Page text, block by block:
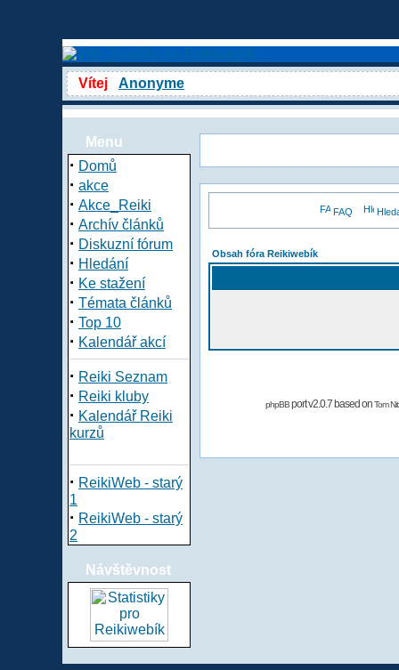
Vítej Anonyme
Menu
· Domů
· akce
· Akce_Reiki
· Archív článků
· Diskuzní fórum
· Hledání
· Ke stažení
· Témata článků
· Top 10
· Kalendář akcí
· Reiki Seznam
· Reiki kluby
· Kalendář Reiki
kurzů
· ReikiWeb - starý
1
· ReikiWeb - starý
2
Návštěvnost
FAQ
Obsah fóra Reikiwebík
phpBBport v2.0.7 based onTom